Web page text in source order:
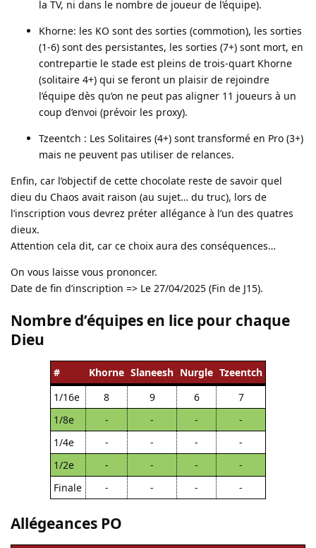
la TV, ni dans le nombre de joueur de l’équipe).
Khorne: les KO sont des sorties (commotion), les sorties
(1-6) sont des persistantes, les sorties (7+) sont mort, en
contrepartie le stade est pleins de trois-quart Khorne
(solitaire 4+) qui se feront un plaisir de rejoindre
l’équipe dès qu’on ne peut pas aligner 11 joueurs à un
coup d’envoi (prévoir les proxy).
Tzeentch : Les Solitaires (4+) sont transformé en Pro (3+)
mais ne peuvent pas utiliser de relances.
Enfin, car l’objectif de cette chocolate reste de savoir quel
dieu du Chaos avait raison (au sujet… du truc), lors de
l’inscription vous devrez préter allégance à l’un des quatres
dieux.
Attention cela dit, car ce choix aura des conséquences…
On vous laisse vous prononcer.
Date de fin d’inscription => Le 27/04/2025 (Fin de J15).
Nombre d’équipes en lice pour chaque
Dieu
# Khorne Slaneesh Nurgle Tzeentch
1/16e
8 9 6
7
1/8e
- - -
-
1/4e
- - -
-
1/2e
- - -
-
Finale
- - - -
Allégeances PO